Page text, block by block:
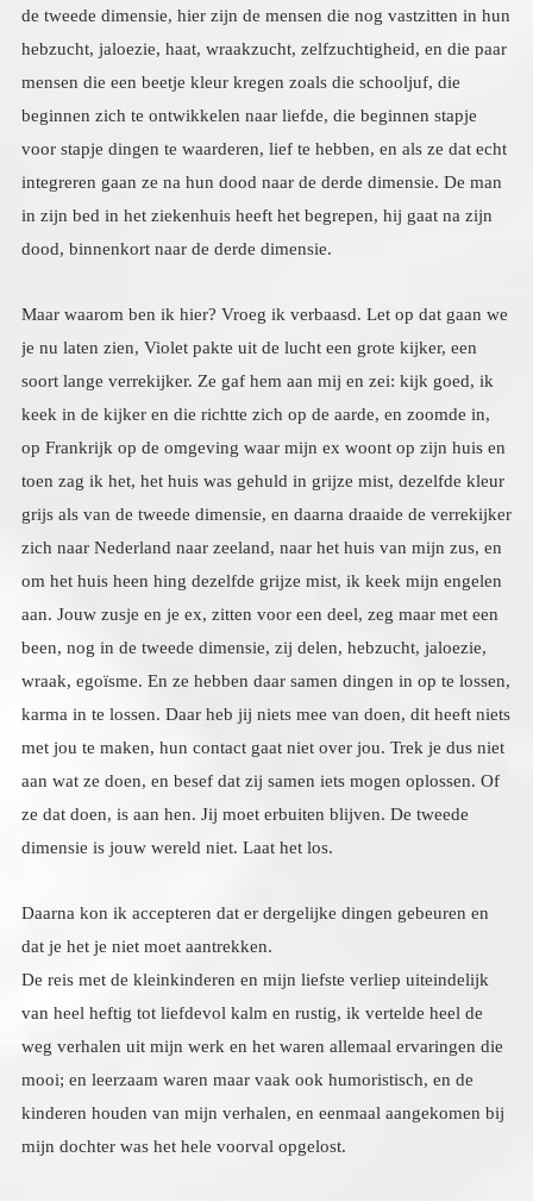
dood, binnenkort naar de derde dimensie.
Maar waarom ben ik hier? Vroeg ik verbaasd. Let op dat gaan we
je nu laten zien, Violet pakte uit de lucht een grote kijker, een
soort lange verrekijker. Ze gaf hem aan mij en zei: kijk goed, ik
keek in de kijker en die richtte zich op de aarde, en zoomde in,
op Frankrijk op de omgeving waar mijn ex woont op zijn huis en
toen zag ik het, het huis was gehuld in grijze mist, dezelfde kleur
grijs als van de tweede dimensie, en daarna draaide de verrekijker
zich naar Nederland naar zeeland, naar het huis van mijn zus, en
om het huis heen hing dezelfde grijze mist, ik keek mijn engelen
aan. Jouw zusje en je ex, zitten voor een deel, zeg maar met een
been, nog in de tweede dimensie, zij delen, hebzucht, jaloezie,
wraak, egoïsme. En ze hebben daar samen dingen in op te lossen,
karma in te lossen. Daar heb jij niets mee van doen, dit heeft niets
met jou te maken, hun contact gaat niet over jou. Trek je dus niet
aan wat ze doen, en besef dat zij samen iets mogen oplossen. Of
ze dat doen, is aan hen. Jij moet erbuiten blijven. De tweede
dimensie is jouw wereld niet. Laat het los.
Daarna kon ik accepteren dat er dergelijke dingen gebeuren en
dat je het je niet moet aantrekken.
De reis met de kleinkinderen en mijn liefste verliep uiteindelijk
van heel heftig tot liefdevol kalm en rustig, ik vertelde heel de
weg verhalen uit mijn werk en het waren allemaal ervaringen die
mooi; en leerzaam waren maar vaak ook humoristisch, en de
kinderen houden van mijn verhalen, en eenmaal aangekomen bij
mijn dochter was het hele voorval opgelost.